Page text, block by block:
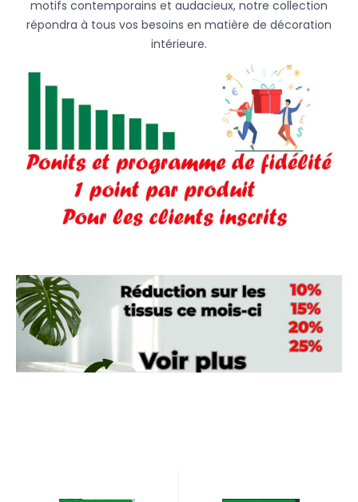
motifs contemporains et audacieux, notre collection
répondra à tous vos besoins en matière de décoration
intérieure.